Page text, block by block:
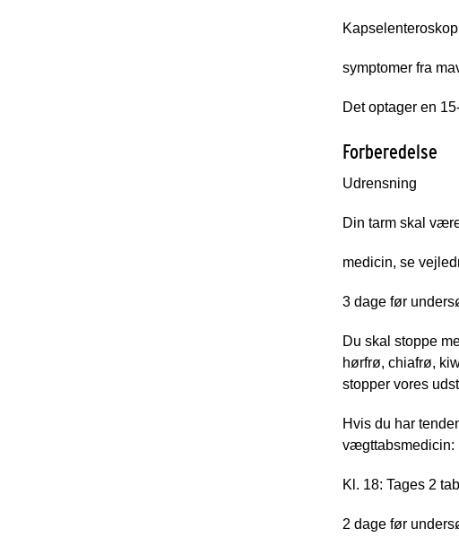
symptomer fra
Det optager en
Forberedelse
Udrensning
Din tarm skal
medicin, se
3 dage før
Du skal stoppe
hørfrø, chiafrø,
stopper vores
Hvis du har
vægttabsmedicin:
Kl. 18: Tages 2
2 dage før